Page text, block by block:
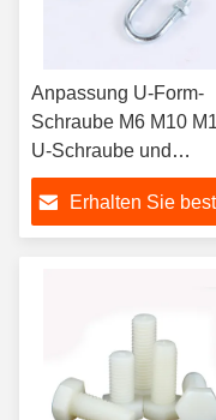
Anpassung U-Form-
Schraube M6 M10
U-Schraube und
Befestigungsmittel
Grade 10.9
65mn 60mn 40cr U-
Erhalten Sie